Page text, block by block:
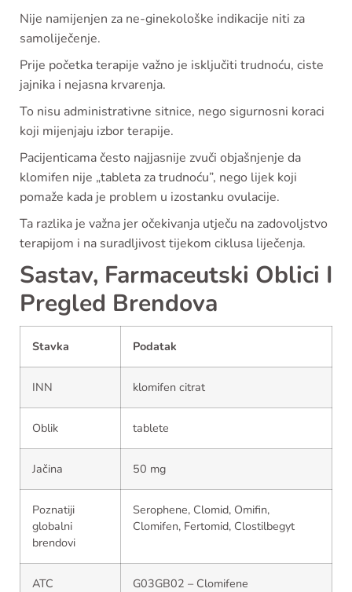
Nije namijenjen za ne-ginekološke indikacije niti za
samoliječenje.
Prije početka terapije važno je isključiti trudnoću, ciste
jajnika i nejasna krvarenja.
To nisu administrativne sitnice, nego sigurnosni koraci
koji mijenjaju izbor terapije.
Pacijenticama često najjasnije zvuči objašnjenje da
klomifen nije „tableta za trudnoću”, nego lijek koji
pomaže kada je problem u izostanku ovulacije.
Ta razlika je važna jer očekivanja utječu na zadovoljstvo
terapijom i na suradljivost tijekom ciklusa liječenja.
Sastav, Farmaceutski Oblici I
Pregled Brendova
Stavka Podatak
INN klomifen citrat
Oblik tablete
Jačina 50 mg
Poznatiji
globalni
brendovi
Serophene, Clomid, Omifin,
Clomifen, Fertomid, Clostilbegyt
ATC G03GB02 – Clomifene